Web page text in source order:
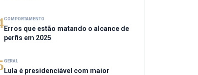
COMPORTAMENTO
Erros que estão matando o alcance de
perfis em 2025
GERAL
Lula é presidenciável com maior